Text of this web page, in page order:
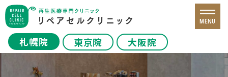
札幌院 東京院 大阪院
MENU